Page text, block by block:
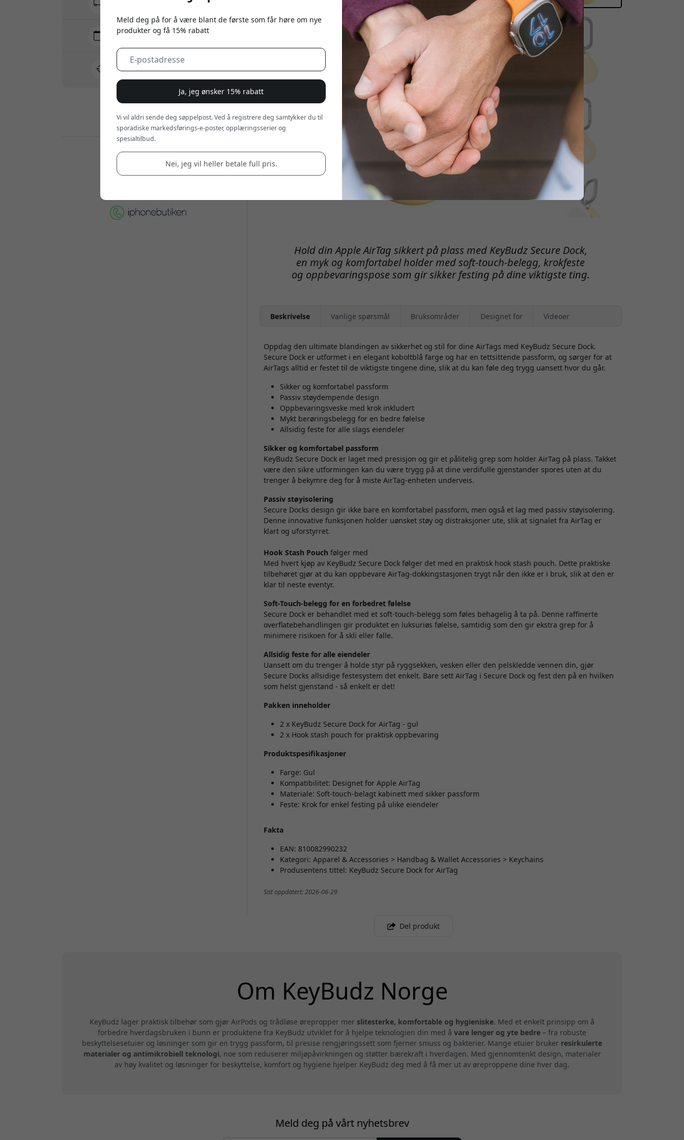
Hold din Apple AirTag sikkert på plass med KeyBudz Secure Dock,
en myk og komfortabel holder med soft-touch-belegg, krokfeste
og oppbevaringspose som gir sikker festing på dine viktigste ting.
Beskrivelse Vanlige spørsmål Bruksområder Designet for Videoer
Oppdag den ultimate blandingen av sikkerhet og stil for dine AirTags med KeyBudz Secure Dock.
Secure Dock er utformet i en elegant koboltblå farge og har en tettsittende passform, og sørger for at
AirTags alltid er festet til de viktigste tingene dine, slik at du kan føle deg trygg uansett hvor du går.
Sikker og komfortabel passform
Passiv støydempende design
Oppbevaringsveske med krok inkludert
Mykt berøringsbelegg for en bedre følelse
Allsidig feste for alle slags eiendeler
Sikker og komfortabel passform
KeyBudz Secure Dock er laget med presisjon og gir et pålitelig grep som holder AirTag på plass. Takket
være den sikre utformingen kan du være trygg på at dine verdifulle gjenstander spores uten at du
trenger å bekymre deg for å miste AirTag-enheten underveis.
Passiv støyisolering
Secure Docks design gir ikke bare en komfortabel passform, men også et lag med passiv støyisolering.
Denne innovative funksjonen holder uønsket støy og distraksjoner ute, slik at signalet fra AirTag er
klart og uforstyrret.
Hook Stash Pouch følger med
Med hvert kjøp av KeyBudz Secure Dock følger det med en praktisk hook stash pouch. Dette praktiske
tilbehøret gjør at du kan oppbevare AirTag-dokkingstasjonen trygt når den ikke er i bruk, slik at den er
klar til neste eventyr.
Soft-Touch-belegg for en forbedret følelse
Secure Dock er behandlet med et soft-touch-belegg som føles behagelig å ta på. Denne raffinerte
overflatebehandlingen gir produktet en luksuriøs følelse, samtidig som den gir ekstra grep for å
minimere risikoen for å skli eller falle.
Allsidig feste for alle eiendeler
Uansett om du trenger å holde styr på ryggsekken, vesken eller den pelskledde vennen din, gjør
Secure Docks allsidige festesystem det enkelt. Bare sett AirTag i Secure Dock og fest den på en hvilken
som helst gjenstand - så enkelt er det!
Pakken inneholder
2 x KeyBudz Secure Dock for AirTag - gul
2 x Hook stash pouch for praktisk oppbevaring
Produktspesifikasjoner
Farge: Gul
Kompatibilitet: Designet for Apple AirTag
Materiale: Soft-touch-belagt kabinett med sikker passform
Feste: Krok for enkel festing på ulike eiendeler
Fakta
EAN: 810082990232
Kategori: Apparel & Accessories > Handbag & Wallet Accessories > Keychains
Produsentens tittel: KeyBudz Secure Dock for AirTag
Sist oppdatert: 2026-06-29
Levering 7-11 august
30 dagers returrett
Enkel retur - ingen krøll
Sikre betalinger med kryptering
Forhandlere:
Del produkt
Om KeyBudz Norge
KeyBudz lager praktisk tilbehør som gjør AirPods og trådløse ørepropper mer slitesterke, komfortable og hygieniske. Med et enkelt prinsipp om å
forbedre hverdagsbruken i bunn er produktene fra KeyBudz utviklet for å hjelpe teknologien din med å vare lenger og yte bedre – fra robuste
beskyttelsesetuier og løsninger som gir en trygg passform, til presise rengjøringssett som fjerner smuss og bakterier. Mange etuier bruker resirkulerte
materialer og antimikrobiell teknologi, noe som reduserer miljøpåvirkningen og støtter bærekraft i hverdagen. Med gjennomtenkt design, materialer
av høy kvalitet og løsninger for beskyttelse, komfort og hygiene hjelper KeyBudz deg med å få mer ut av øreproppene dine hver dag.
Meld deg på vårt nyhetsbrev
Meld deg på for å være blant de første som får høre om nye
produkter og få 15% rabatt
Ja, jeg ønsker 15% rabatt
Vi vil aldri sende deg søppelpost. Ved å registrere deg samtykker du til
sporadiske markedsførings-e-poster, opplæringsserier og
spesialtilbud.
Nei, jeg vil heller betale full pris.